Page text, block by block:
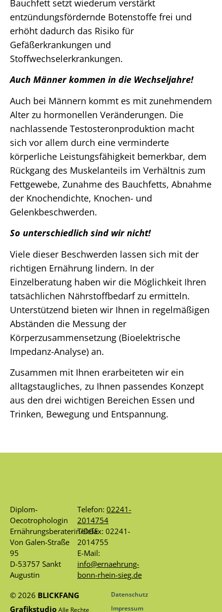
Bauchfett setzt wiederum verstärkt
entzündungsfördernde Botenstoffe frei und
erhöht dadurch das Risiko für
Gefäßerkrankungen und
Stoffwechselerkrankungen.
Auch Männer kommen in die Wechseljahre!
Auch bei Männern kommt es mit zunehmendem
Alter zu hormonellen Veränderungen. Die
nachlassende Testosteronproduktion macht
sich vor allem durch eine verminderte
körperliche Leistungsfähigkeit bemerkbar, dem
Rückgang des Muskelanteils im Verhältnis zum
Fettgewebe, Zunahme des Bauchfetts, Abnahme
der Knochendichte, Knochen- und
Gelenkbeschwerden.
So unterschiedlich sind wir nicht!
Viele dieser Beschwerden lassen sich mit der
richtigen Ernährung lindern. In der
Einzelberatung haben wir die Möglichkeit Ihren
tatsächlichen Nährstoffbedarf zu ermitteln.
Unterstützend bieten wir Ihnen in regelmäßigen
Abständen die Messung der
Körperzusammensetzung (Bioelektrische
Impedanz-Analyse) an.
Zusammen mit Ihnen erarbeiteten wir ein
alltagstaugliches, zu Ihnen passendes Konzept
aus den drei wichtigen Bereichen Essen und
Trinken, Bewegung und Entspannung.
Diplom-
Oecotrophologin
Ernährungsberaterin/DGE
Von Galen-Straße
95
D-53757 Sankt
Augustin
Telefon: 02241-
2014754
Telefax: 02241-
2014755
E-Mail:
info@ernaehrung-
bonn-rhein-sieg.de
© 2026 BLICKFANG
Grafikstudio Alle Rechte
Datenschutz
Impressum